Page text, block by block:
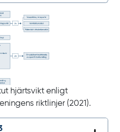
hjärtsvikt enligt
riktlinjer (2021).